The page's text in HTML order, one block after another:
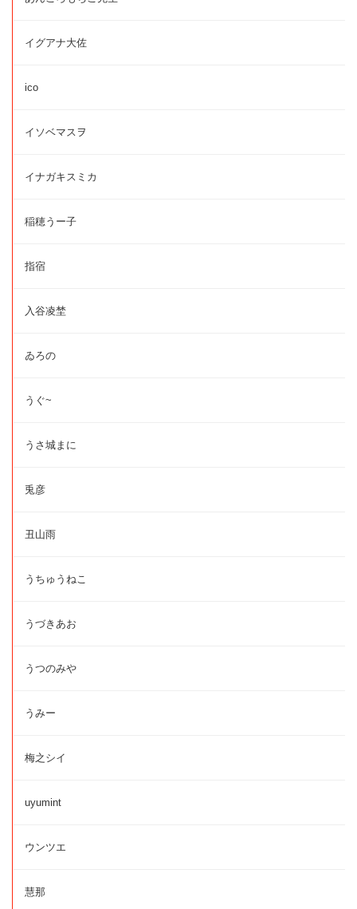
イグアナ大佐
ico
イソベマスヲ
イナガキスミカ
稲穂うー子
指宿
入谷凌埜
ゐろの
うぐ~
うさ城まに
兎彦
丑山雨
うちゅうねこ
うづきあお
うつのみや
うみー
梅之シイ
uyumint
ウンツエ
慧那